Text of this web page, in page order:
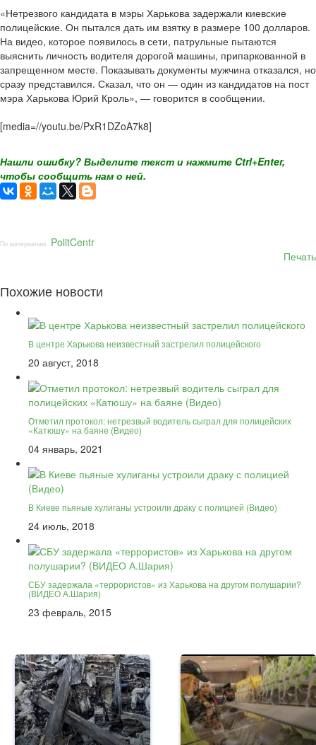
«Нетрезвого кандидата в мэры Харькова задержали киевские
полицейские. Он пытался дать им взятку в размере 100 долларов.
На видео, которое появилось в сети, патрульные пытаются
выяснить личность водителя дорогой машины, припаркованной в
запрещенном месте. Показывать документы мужчина отказался, но
сразу представился. Сказал, что он — один из кандидатов на пост
мэра Харькова Юрий Кроль», — говорится в сообщении.
[media=//youtu.be/PxR1DZoA7k8]
Нашли ошибку? Выделите текст и нажмите Ctrl+Enter,
чтобы сообщить нам о ней.
По материалам: PolitCentr
Печать
Похожие новости
В центре Харькова неизвестный застрелил полицейского
20 август, 2018
Отметил протокол: нетрезвый водитель сыграл для полицейских
«Катюшу» на баяне (Видео)
04 январь, 2021
В Киеве пьяные хулиганы устроили драку с полицией (Видео)
24 июль, 2018
СБУ задержала «террористов» из Харькова на другом полушарии?
(ВИДЕО А.Шария)
23 февраль, 2015